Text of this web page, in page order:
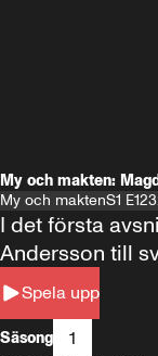
My och makten:
My och maktenS1 E1
Spela upp
I det första
Andersson till
Säsong 1